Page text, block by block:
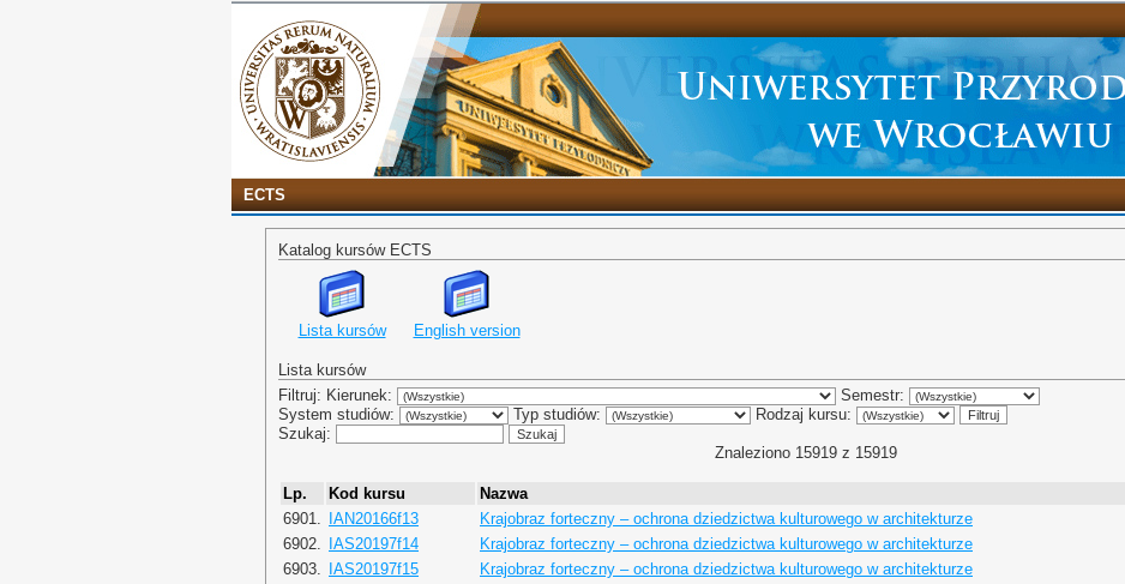
ECTS
Katalog kursów ECTS
Lista kursów English version
Lista kursów
Filtruj: Kierunek:
Semestr:
System studiów:
Typ studiów:
Rodzaj kursu:
Szukaj:
Znaleziono 15919 z 15919
Lp. Kod kursu Nazwa
6901.
IAN20166f13 Krajobraz forteczny – ochrona dziedzictwa kulturowego w architekturze
6902.
IAS20197f14 Krajobraz forteczny – ochrona dziedzictwa kulturowego w architekturze
6903.
IAS20197f15 Krajobraz forteczny – ochrona dziedzictwa kulturowego w architekturze